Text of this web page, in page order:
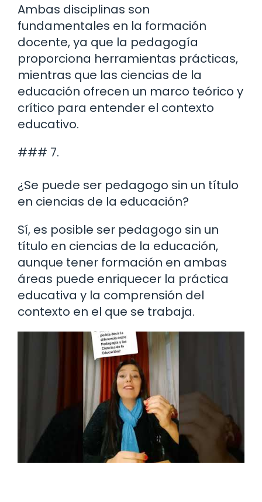
Ambas disciplinas son
fundamentales en la formación
docente, ya que la pedagogía
proporciona herramientas prácticas,
mientras que las ciencias de la
educación ofrecen un marco teórico y
crítico para entender el contexto
educativo.
### 7.
¿Se puede ser pedagogo sin un título
en ciencias de la educación?
Sí, es posible ser pedagogo sin un
título en ciencias de la educación,
aunque tener formación en ambas
áreas puede enriquecer la práctica
educativa y la comprensión del
contexto en el que se trabaja.